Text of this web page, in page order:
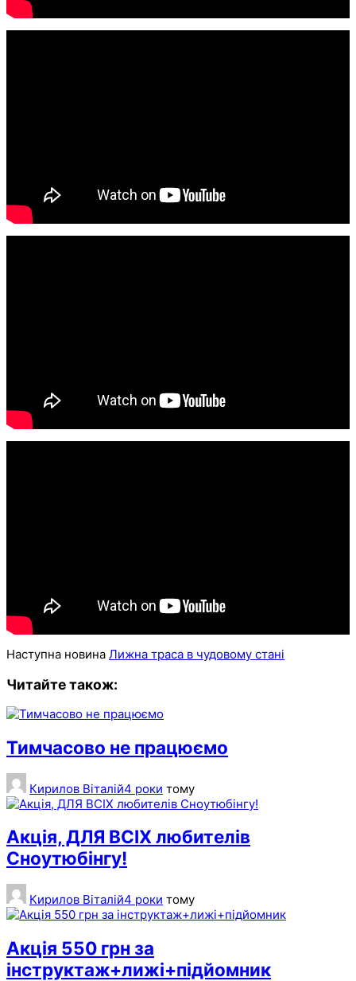
Наступна новина Лижна траса в чудовому стані
Читайте також:
Тимчасово не працюємо
Кирилов Віталій4 роки тому
Акція, ДЛЯ ВСІХ любителів
Сноутюбінгу!
Кирилов Віталій4 роки тому
Акція 550 грн за
інструктаж+лижі+підйомник